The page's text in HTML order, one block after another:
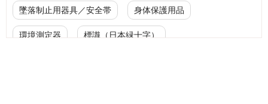
墜落制止用器具／安全帯 身体保護用品
環境測定器 標識（日本緑十字）